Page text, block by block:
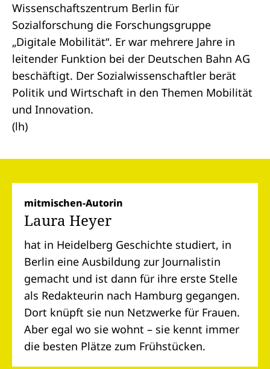
Wissenschaftszentrum Berlin für
Sozialforschung die Forschungsgruppe
„Digitale Mobilität“. Er war mehrere Jahre in
leitender Funktion bei der Deutschen Bahn AG
beschäftigt. Der Sozialwissenschaftler berät
Politik und Wirtschaft in den Themen Mobilität
und Innovation.
(lh)
mitmischen-Autorin
Laura Heyer
hat in Heidelberg Geschichte studiert, in
Berlin eine Ausbildung zur Journalistin
gemacht und ist dann für ihre erste Stelle
als Redakteurin nach Hamburg gegangen.
Dort knüpft sie nun Netzwerke für Frauen.
Aber egal wo sie wohnt – sie kennt immer
die besten Plätze zum Frühstücken.